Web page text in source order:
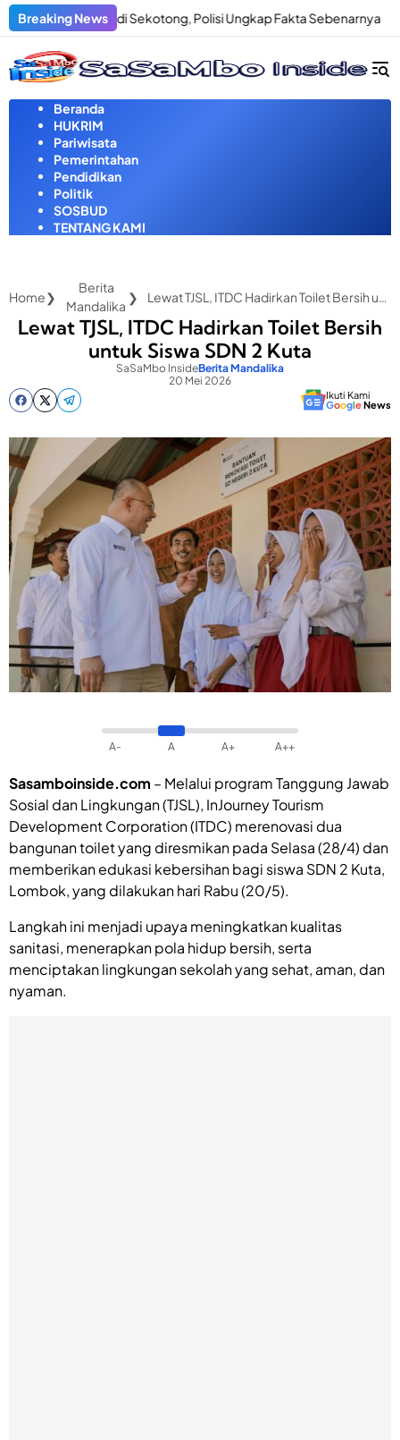
Langsung
ke
Breaking News
di Sekotong, Polisi Ungkap Fakta Sebenarnya Pria
Beranda
HUKRIM
Pariwisata
Pemerintahan
Pendidikan
Politik
SOSBUD
TENTANG KAMI
Home
Berita
Mandalika
Lewat TJSL, ITDC Hadirkan Toilet Bersih
untuk Siswa SDN 2 Kuta
SaSaMbo InsideBerita Mandalika
20 Mei 2026
Ikuti Kami
GoogleNews
A- A A+ A++
Sasamboinside.com – Melalui program Tanggung Jawab
Sosial dan Lingkungan (TJSL), InJourney Tourism
Development Corporation (ITDC) merenovasi dua
bangunan toilet yang diresmikan pada Selasa (28/4) dan
memberikan edukasi kebersihan bagi siswa SDN 2 Kuta,
Lombok, yang dilakukan hari Rabu (20/5).
Langkah ini menjadi upaya meningkatkan kualitas
sanitasi, menerapkan pola hidup bersih, serta
menciptakan lingkungan sekolah yang sehat, aman, dan
nyaman.